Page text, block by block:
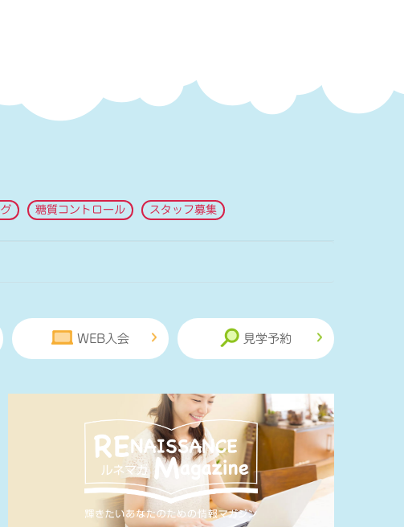
糖質コントロール スタッフ募集
WEB入会 見学予約